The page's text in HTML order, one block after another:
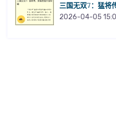
三国无双7：猛将
2026-04-05